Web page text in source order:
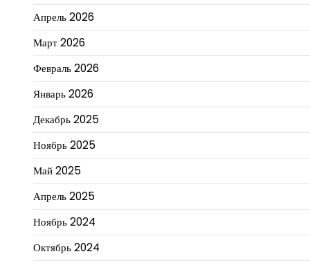
Апрель 2026
Март 2026
Февраль 2026
Январь 2026
Декабрь 2025
Ноябрь 2025
Май 2025
Апрель 2025
Ноябрь 2024
Октябрь 2024